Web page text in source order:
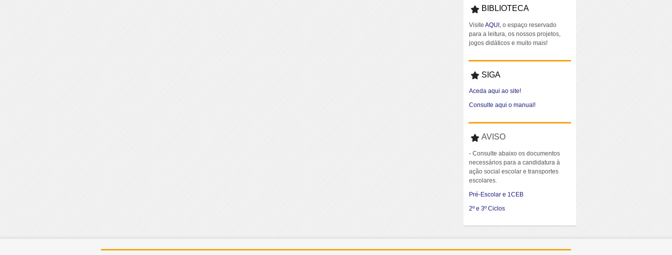
BIBLIOTECA
VisiteAQUI , o espaço reservado
para a leitura, os nossos projetos,
jogos didáticos e muito mais!
SIGA
Aceda aqui ao site!
Consulte aqui o manual!
AVISO
- Consulte abaixo os documentos
necessários para a candidatura à
ação social escolar e transportes
escolares.
Pré-Escolar e 1CEB
2º e 3º Ciclos